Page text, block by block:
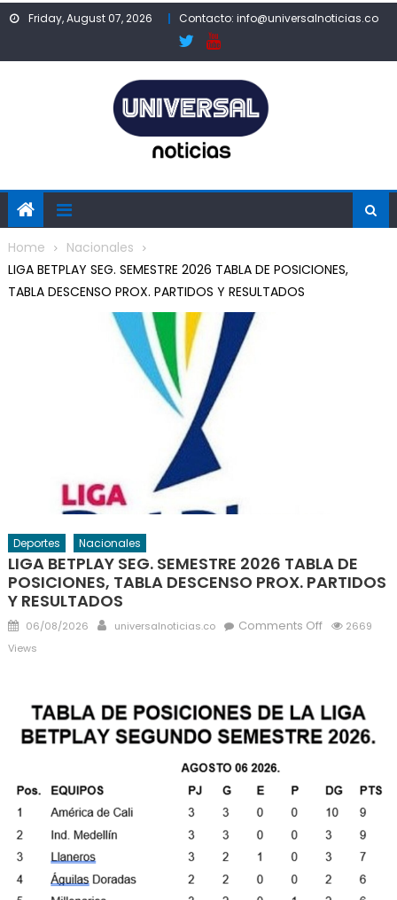
Skip
Friday, August 07, 2026 Contacto: info@universalnoticias.co
Home
Nacionales
LIGA BETPLAY SEG. SEMESTRE 2026 TABLA DE POSICIONES,
TABLA DESCENSO PROX. PARTIDOS Y RESULTADOS
Deportes Nacionales
LIGA BETPLAY SEG. SEMESTRE 2026 TABLA DE
POSICIONES, TABLA DESCENSO PROX. PARTIDOS
Y RESULTADOS
Posted
on
06/08/2026 Author
universalnoticias.co Comments Offon
SEMESTRE
2026
TABLA
POSICIONES,
TABLA
DESCENSO
PROX.
Y
2669
Views